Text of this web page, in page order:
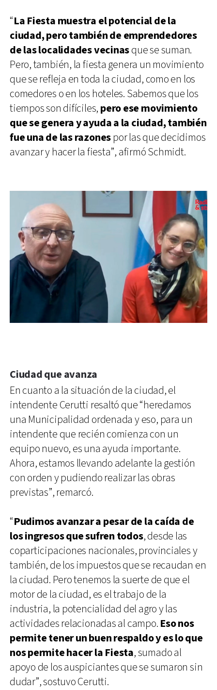
“La Fiesta muestra el potencial de la
ciudad, pero también de emprendedores
de las localidades vecinasque se suman.
Pero, también, la fiesta genera un movimiento
que se refleja en toda la ciudad, como en los
comedores o en los hoteles. Sabemos que los
tiempos son difíciles, pero ese movimiento
que se genera y ayuda a la ciudad, también
fue una de las razonespor las que decidimos
avanzar y hacer la fiesta”, afirmó Schmidt.
Ciudad que avanza
En cuanto a la situación de la ciudad, el
intendente Cerutti resaltó que “heredamos
una Municipalidad ordenada y eso, para un
intendente que recién comienza con un
equipo nuevo, es una ayuda importante.
Ahora, estamos llevando adelante la gestión
con orden y pudiendo realizar las obras
previstas”, remarcó.
“Pudimos avanzar a pesar de la caída de
los ingresos que sufren todos, desde las
coparticipaciones nacionales, provinciales y
también, de los impuestos que se recaudan en
la ciudad. Pero tenemos la suerte de que el
motor de la ciudad, es el trabajo de la
industria, la potencialidad del agro y las
actividades relacionadas al campo. Eso nos
permite tener un buen respaldo y es lo que
nos permite hacer la Fiesta, sumado al
apoyo de los auspiciantes que se sumaron sin
dudar”, sostuvo Cerutti.